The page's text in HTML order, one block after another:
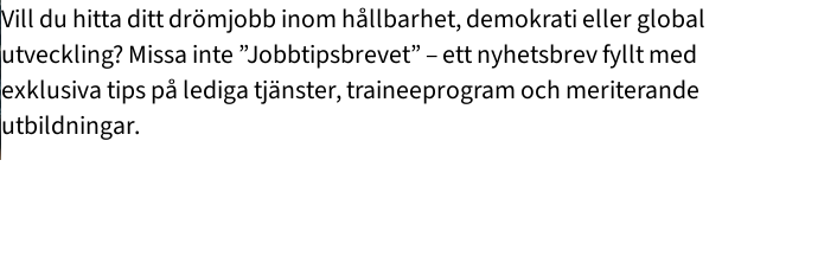
Vill du hitta ditt drömjobb inom hållbarhet, demokrati eller global
utveckling? Missa inte ”Jobbtipsbrevet” – ett nyhetsbrev fyllt med
exklusiva tips på lediga tjänster, traineeprogram och meriterande
utbildningar.